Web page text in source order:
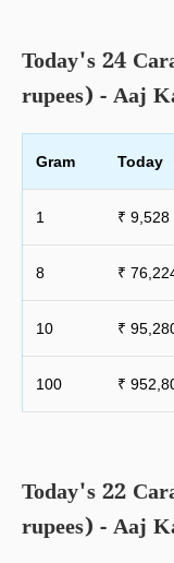
Today's 24
rupees) - Aaj
Gram Today
1 ₹ 9,528
8 ₹
10 ₹
100 ₹
Today's 22
rupees) - Aaj